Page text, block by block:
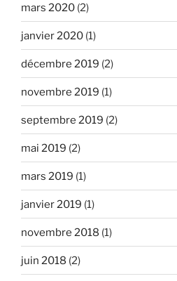
mars 2020 (2)
janvier 2020 (1)
décembre 2019 (2)
novembre 2019 (1)
septembre 2019 (2)
mai 2019 (2)
mars 2019 (1)
janvier 2019 (1)
novembre 2018 (1)
juin 2018 (2)